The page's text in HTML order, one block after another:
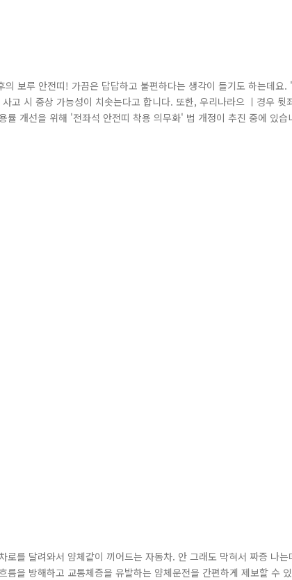
보루 안전띠! 가끔은 답답하고 불편하다는 생각이 들기도 하는데요.
고 시 중상 가능성이 치솟는다고 합니다. 또한, 우리나라으 ㅣ경우 뒷
개선을 위해 '전좌석 안전띠 착용 의무화' 법 개정이 추진 중에 있습
를 달려와서 얌체같이 끼어드는 자동차. 안 그래도 막혀서 짜증 나는
을 방해하고 교통체증을 유발하는 얌체운전을 간편하게 제보할 수